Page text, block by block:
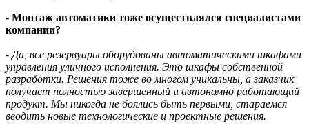
- Монтаж автоматики тоже осуществлялся специалистами
компании?
- Да, все резервуары оборудованы автоматическими шкафами
управления уличного исполнения. Это шкафы собственной
разработки. Решения тоже во многом уникальны, а заказчик
получает полностью завершенный и автономно работающий
продукт. Мы никогда не боялись быть первыми, стараемся
вводить новые технологические и проектные решения.